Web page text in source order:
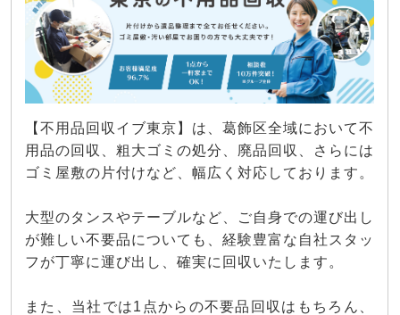
【不用品回収イブ東京】は、葛飾区全域において不
用品の回収、粗大ゴミの処分、廃品回収、さらには
ゴミ屋敷の片付けなど、幅広く対応しております。
大型のタンスやテーブルなど、ご自身での運び出し
が難しい不要品についても、経験豊富な自社スタッ
フが丁寧に運び出し、確実に回収いたします。
また、当社では1点からの不要品回収はもちろん、